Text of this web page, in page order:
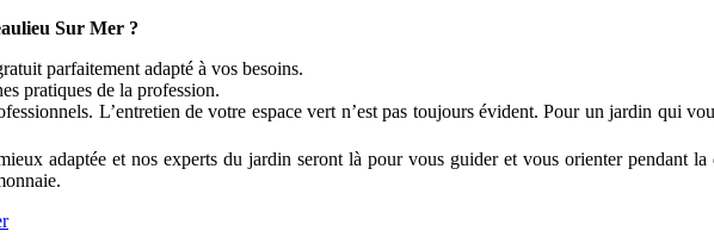
Sur Mer ?
parfaitement adapté à vos besoins.
pratiques de la profession.
L’entretien de votre espace vert n’est pas toujours évident. Pour un jardin qui
adaptée et nos experts du jardin seront là pour vous guider et vous orienter pendant